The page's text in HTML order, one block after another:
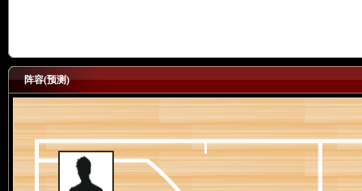
阵容(预测)